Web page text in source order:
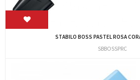
STABILO BOSS PASTEL ROSA
SBBOSSPRC